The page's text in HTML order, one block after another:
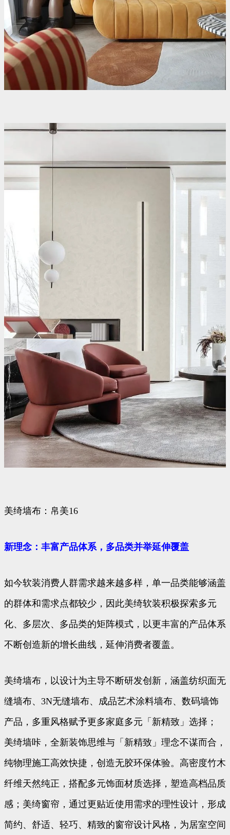
美绮墙布：帛美16
新理念：丰富产品体系，多品类并举延伸覆盖
如今软装消费人群需求越来越多样，单一品类能够涵盖
的群体和需求点都较少，因此美绮软装积极探索多元
化、多层次、多品类的矩阵模式，以更丰富的产品体系
不断创造新的增长曲线，延伸消费者覆盖。
美绮墙布，以设计为主导不断研发创新，涵盖纺织面无
缝墙布、3N无缝墙布、成品艺术涂料墙布、数码墙饰
产品，多重风格赋予更多家庭多元「新精致」选择；
美绮墙咔，全新装饰思维与「新精致」理念不谋而合，
纯物理施工高效快捷，创造无胶环保体验。高密度竹木
纤维天然纯正，搭配多元饰面材质选择，塑造高档品质
感；美绮窗帘，通过更贴近使用需求的理性设计，形成
简约、舒适、轻巧、精致的窗帘设计风格，为居室空间